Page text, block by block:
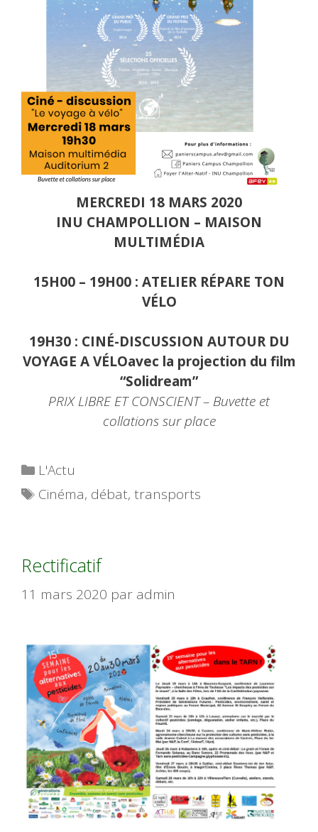
MERCREDI 18 MARS 2020
INU CHAMPOLLION – MAISON
MULTIMÉDIA
15H00 – 19H00 : ATELIER RÉPARE TON
VÉLO
19H30 : CINÉ-DISCUSSION AUTOUR DU
VOYAGE A VÉLOavec la projection du film
“Solidream”
PRIX LIBRE ET CONSCIENT – Buvette et
collations sur place
Catégories
L'Actu
Étiquettes
Cinéma, débat,transports
Rectificatif
11 mars 2020 par admin